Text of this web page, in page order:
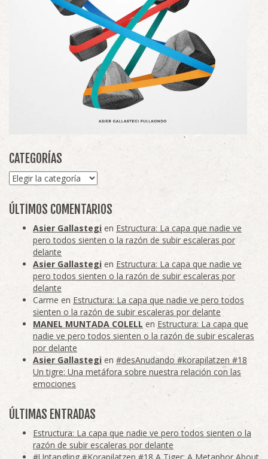
CATEGORÍAS
Categorías
ÚLTIMOS COMENTARIOS
Asier Gallastegi en Estructura: La capa que nadie ve
pero todos sienten o la razón de subir escaleras por
delante
Asier Gallastegi en Estructura: La capa que nadie ve
pero todos sienten o la razón de subir escaleras por
delante
Carme en Estructura: La capa que nadie ve pero todos
sienten o la razón de subir escaleras por delante
MANEL MUNTADA COLELL en Estructura: La capa que
nadie ve pero todos sienten o la razón de subir escaleras
por delante
Asier Gallastegi en #desAnudando #korapilatzen #18
Un tigre: Una metáfora sobre nuestra relación con las
emociones
ÚLTIMAS ENTRADAS
Estructura: La capa que nadie ve pero todos sienten o la
razón de subir escaleras por delante
#Untangling #Korapilatzen #18 A Tiger: A Metaphor About